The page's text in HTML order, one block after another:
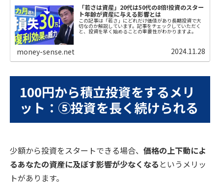
「若さは資産」20代は50代の8倍!投資のスター
ト年齢が資産に与える影響とは
この記事は「若さ」にどれだけ価値があり長期投資で大
切なのか解説しています。記事をチェックしていただく
と、投資を早く始めることの重要性がわかりますよ。
money-sense.net 2024.11.28
100円から積立投資をするメリ
ット：⑤投資を長く続けられる
少額から投資をスタートできる場合、 価格の上下動によ
るあなたの資産に及ぼす影響が少なくなる というメリッ
トがあります。